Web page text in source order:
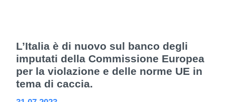
L’Italia è di nuovo sul banco degli
imputati della Commissione Europea
per la violazione e delle norme UE in
tema di caccia.